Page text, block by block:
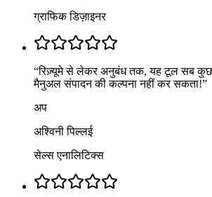
ग्राफिक डिज़ाइनर
“रिज़्यूमे से लेकर अनुबंध तक, यह टूल सब
मैनुअल संपादन की कल्पना नहीं कर सकता!”
अप
अश्विनी पिल्लई
सेल्स एनालिटिक्स